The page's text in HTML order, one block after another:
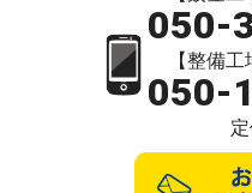
050-
【整備工
050-